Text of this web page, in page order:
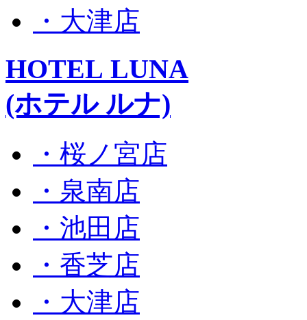
・大津店
HOTEL LUNA
(ホテル ルナ)
・桜ノ宮店
・泉南店
・池田店
・香芝店
・大津店